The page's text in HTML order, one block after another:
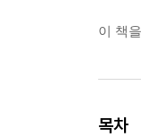
이 책
목차